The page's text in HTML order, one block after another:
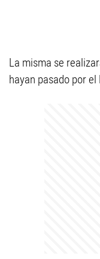
La misma se
hayan pasado por